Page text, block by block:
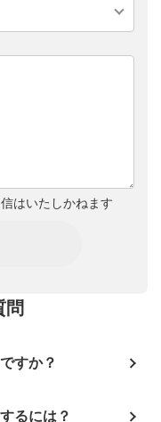
はいたしかねます
問
すか？
るには？